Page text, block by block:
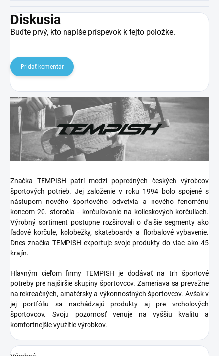
Diskusia
Buďte prvý, kto napíše príspevok k tejto položke.
Pridať komentár
Značka TEMPISH patrí medzi popredných českých výrobcov
športových potrieb. Jej založenie v roku 1994 bolo spojené s
nástupom nového športového odvetvia a nového fenoménu
koncom 20. storočia - korčuľovanie na kolieskových korčuliach.
Výrobný sortiment postupne rozširovali o ďalšie segmenty ako
ľadové korčule, kolobežky, skateboardy a florbalové vybavenie.
Dnes značka TEMPISH exportuje svoje produkty do viac ako 45
krajín.
Hlavným cieľom firmy TEMPISH je dodávať na trh športové
potreby pre najširšie skupiny športovcov. Zameriava sa prevažne
na rekreačných, amatérsky a výkonnostných športovcov. Avšak v
jej portfóliu sa nachádzajú produkty aj pre vrcholových
športovcov. Svoju pozornosť venuje na vyššiu kvalitu a
komfortnejšie využitie výrobkov.